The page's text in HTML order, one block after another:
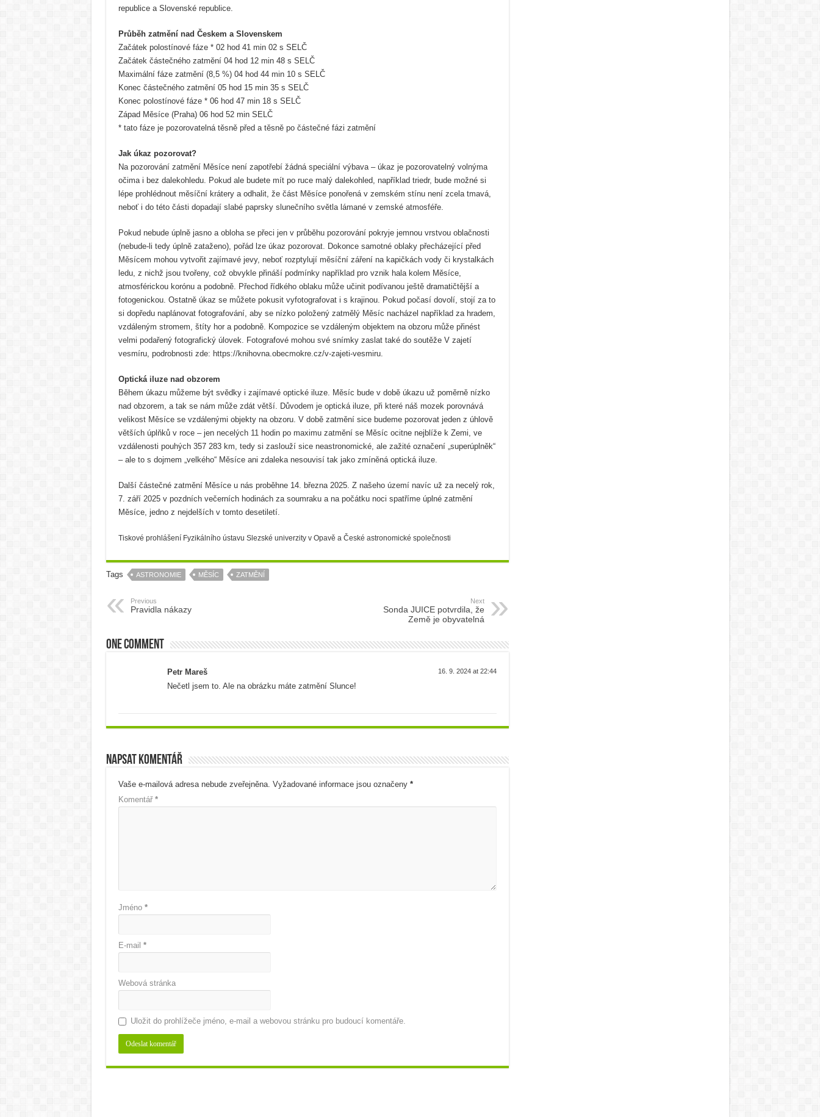
republice a Slovenské republice.
Průběh zatmění nad Českem a Slovenskem
Začátek polostínové fáze * 02 hod 41 min 02 s SELČ
Začátek částečného zatmění 04 hod 12 min 48 s SELČ
Maximální fáze zatmění (8,5 %) 04 hod 44 min 10 s SELČ
Konec částečného zatmění 05 hod 15 min 35 s SELČ
Konec polostínové fáze * 06 hod 47 min 18 s SELČ
Západ Měsíce (Praha) 06 hod 52 min SELČ
* tato fáze je pozorovatelná těsně před a těsně po částečné fázi zatmění
Jak úkaz pozorovat?
Na pozorování zatmění Měsíce není zapotřebí žádná speciální výbava – úkaz je pozorovatelný volnýma
očima i bez dalekohledu. Pokud ale budete mít po ruce malý dalekohled, například triedr, bude možné si
lépe prohlédnout měsíční krátery a odhalit, že část Měsíce ponořená v zemském stínu není zcela tmavá,
neboť i do této části dopadají slabé paprsky slunečního světla lámané v zemské atmosféře.
Pokud nebude úplně jasno a obloha se přeci jen v průběhu pozorování pokryje jemnou vrstvou oblačnosti
(nebude-li tedy úplně zataženo), pořád lze úkaz pozorovat. Dokonce samotné oblaky přecházející před
Měsícem mohou vytvořit zajímavé jevy, neboť rozptylují měsíční záření na kapičkách vody či krystalkách
ledu, z nichž jsou tvořeny, což obvykle přináší podmínky například pro vznik hala kolem Měsíce,
atmosférickou korónu a podobně. Přechod řídkého oblaku může učinit podívanou ještě dramatičtější a
fotogenickou. Ostatně úkaz se můžete pokusit vyfotografovat i s krajinou. Pokud počasí dovolí, stojí za to
si dopředu naplánovat fotografování, aby se nízko položený zatmělý Měsíc nacházel například za hradem,
vzdáleným stromem, štíty hor a podobně. Kompozice se vzdáleným objektem na obzoru může přinést
velmi podařený fotografický úlovek. Fotografové mohou své snímky zaslat také do soutěže V zajetí
vesmíru, podrobnosti zde: https://knihovna.obecmokre.cz/v-zajeti-vesmiru.
Optická iluze nad obzorem
Během úkazu můžeme být svědky i zajímavé optické iluze. Měsíc bude v době úkazu už poměrně nízko
nad obzorem, a tak se nám může zdát větší. Důvodem je optická iluze, při které náš mozek porovnává
velikost Měsíce se vzdálenými objekty na obzoru. V době zatmění sice budeme pozorovat jeden z úhlově
větších úplňků v roce – jen necelých 11 hodin po maximu zatmění se Měsíc ocitne nejblíže k Zemi, ve
vzdálenosti pouhých 357 283 km, tedy si zaslouží sice neastronomické, ale zažité označení „superúplněk“
– ale to s dojmem „velkého“ Měsíce ani zdaleka nesouvisí tak jako zmíněná optická iluze.
Další částečné zatmění Měsíce u nás proběhne 14. března 2025. Z našeho území navíc už za necelý rok,
7. září 2025 v pozdních večerních hodinách za soumraku a na počátku noci spatříme úplné zatmění
Měsíce, jedno z nejdelších v tomto desetiletí.
Tiskové prohlášení Fyzikálního ústavu Slezské univerzity v Opavě a České astronomické společnosti
Tags ASTRONOMIE MĚSÍC ZATMĚNÍ
Previous
Pravidla nákazy
Next
Sonda JUICE potvrdila, že
Země je obyvatelná
One comment
Petr Mareš 16. 9. 2024 at 22:44
Nečetl jsem to. Ale na obrázku máte zatmění Slunce!
Napsat komentář
Vaše e-mailová adresa nebude zveřejněna. Vyžadované informace jsou označeny *
Komentář *
Jméno *
E-mail *
Webová stránka
Uložit do prohlížeče jméno, e-mail a webovou stránku pro budoucí komentáře.